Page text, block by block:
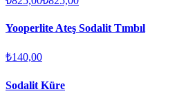
Yooperlite Ateş Sodalit Tımbıl
₺140,00
Sodalit Küre